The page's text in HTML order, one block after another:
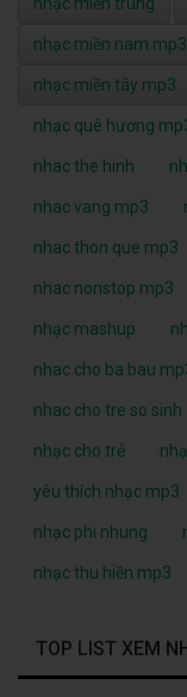
nhạc miền nam mp3
nhạc miền tây mp3
nhạc quê hương
nhac the hinh
nhac vang mp3
nhac thon que mp3
nhac nonstop mp3
nhạc mashup
nhac cho ba bau
nhac cho tre so sinh
nhạc cho trẻ
yêu thích nhạc mp3
nhạc phi nhung
nhạc thu hiền mp3
TOP LIST XEM